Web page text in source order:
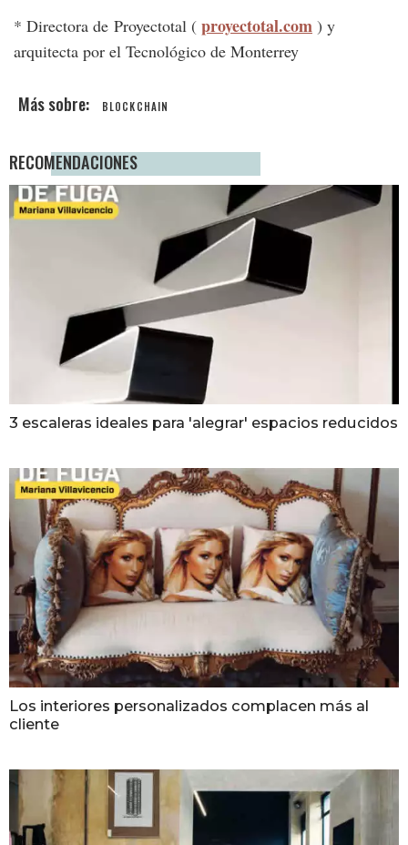
* Directora de Proyectotal ( proyectotal.com ) y
arquitecta por el Tecnológico de Monterrey
BLOCKCHAIN
RECOMENDACIONES
3 escaleras ideales para 'alegrar' espacios reducidos
Los interiores personalizados complacen más al
cliente